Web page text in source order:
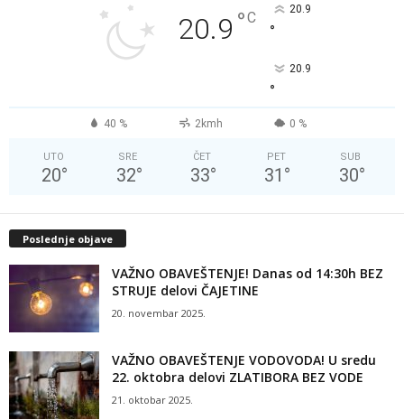
20.9 °C 20.9
°
20.9
°
40 % 2kmh 0 %
UTO
20°
SRE
32°
ČET
33°
PET
31 °
SUB
30°
Poslednje objave
VAŽNO OBAVEŠTENJE! Danas od 14:30h BEZ
STRUJE delovi ČAJETINE
20. novembar 2025.
VAŽNO OBAVEŠTENJE VODOVODA! U sredu
22. oktobra delovi ZLATIBORA BEZ VODE
21. oktobar 2025.